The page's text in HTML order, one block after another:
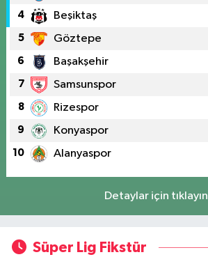
4 Beşiktaş
5 Göztepe
6 Başakşehir
7 Samsunspor
8 Rizespor
9 Konyaspor
10 Alanyaspor
Detaylar için tıklayın
Süper Lig Fikstür